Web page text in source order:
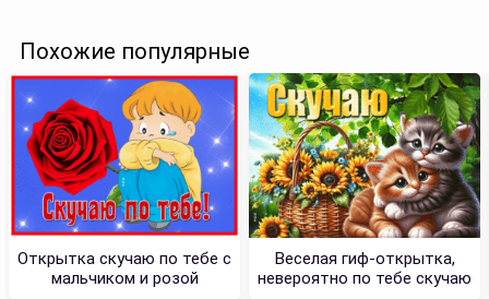
Похожие популярные
Открытка скучаю по тебе с
мальчиком и розой
Веселая гиф-открытка,
невероятно по тебе скучаю